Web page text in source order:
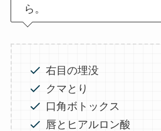
ら。
右目の埋没
クマとり
口角ボトックス
唇とヒアルロン酸